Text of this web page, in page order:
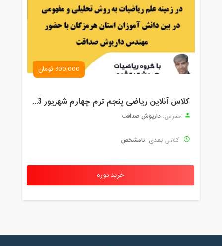
300,000 تومان
کلاس آنلاین ریاضی پنجم ترم چهارم شهریور 1403
مدرس: داریوش صداقت
کلاس بعدی: نامشخص
خرید دوره